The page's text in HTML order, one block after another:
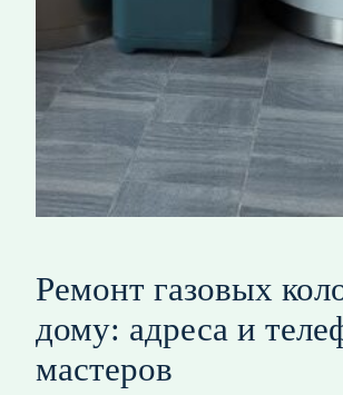
Ремонт газовых
дому: адреса и
мастеров